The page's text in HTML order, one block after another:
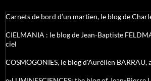
Carnets de bord d’un martien, le blog de
CIELMANIA : le blog de Jean-Baptiste
ciel
COSMOGONIES, le blog d'Aurélien BARRAU,